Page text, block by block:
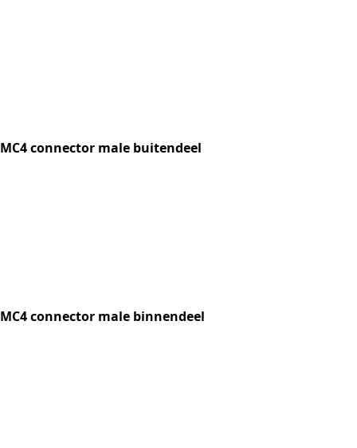
MC4 connector male buitendeel
MC4 connector male binnendeel